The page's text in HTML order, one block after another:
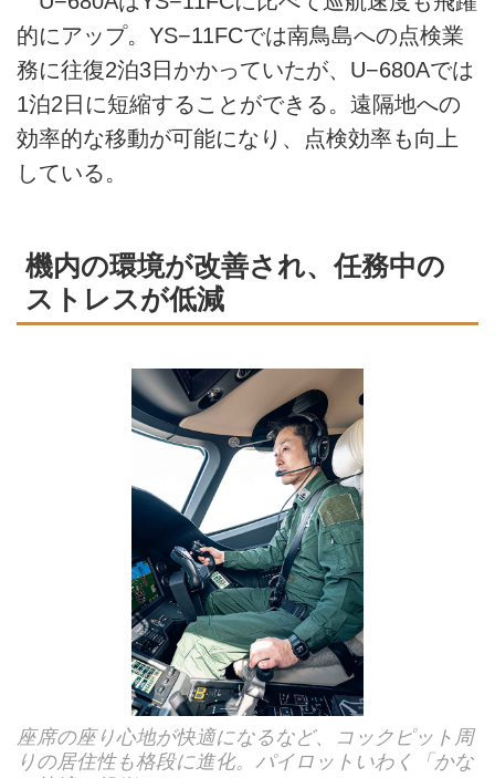
的にアップ。YS−11FCでは南鳥島への点検業
務に往復2泊3日かかっていたが、U−680Aでは
1泊2日に短縮することができる。遠隔地への
効率的な移動が可能になり、点検効率も向上
している。
機内の環境が改善され、任務中の
ストレスが低減
座席の座り心地が快適になるなど、コックピット周
りの居住性も格段に進化。パイロットいわく「かな